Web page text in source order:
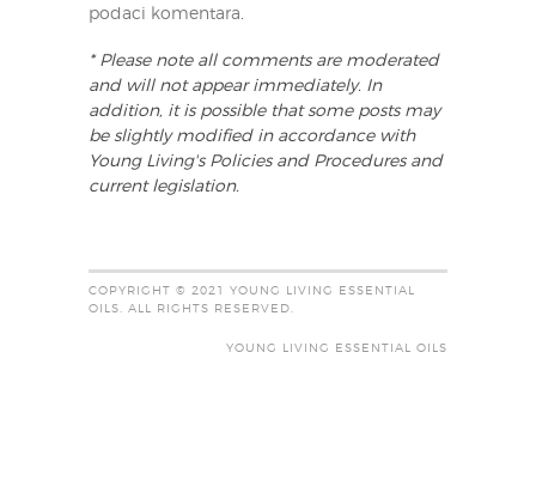
podaci komentara.
* Please note all comments are moderated
and will not appear immediately. In
addition, it is possible that some posts may
be slightly modified in accordance with
Young Living's Policies and Procedures and
current legislation.
COPYRIGHT © 2021 YOUNG LIVING ESSENTIAL
OILS. ALL RIGHTS RESERVED.
YOUNG LIVING ESSENTIAL OILS